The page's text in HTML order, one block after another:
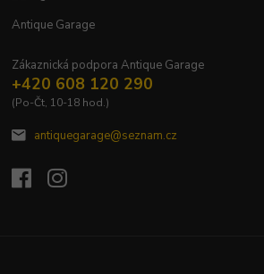
Antique Garage
Zákaznická podpora Antique Garage
+420 608 120 290
(Po-Čt, 10-18 hod.)
antiquegarage@seznam.cz